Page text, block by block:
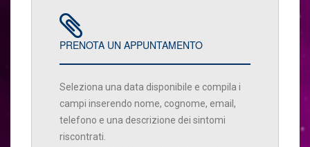
PRENOTA UN APPUNTAMENTO
Seleziona una data disponibile e compila i
campi inserendo nome, cognome, email,
telefono e una descrizione dei sintomi
riscontrati.